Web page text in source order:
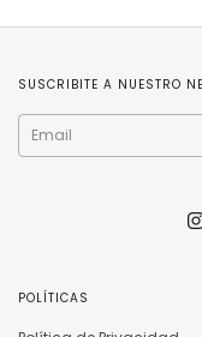
SUSCRIBITE A NUESTRO
POLÍTICAS